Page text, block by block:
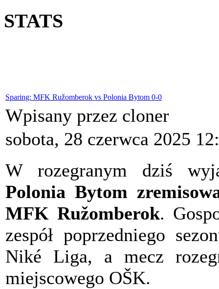
STATS
Sparing: MFK Ružomberok vs Polonia Bytom 0-0
Wpisany przez cloner
sobota, 28 czerwca 2025
W rozegranym dziś
Polonia Bytom
MFK Ružomberok.
zespół poprzedniego
Niké Liga, a mecz
miejscowego OŠK.